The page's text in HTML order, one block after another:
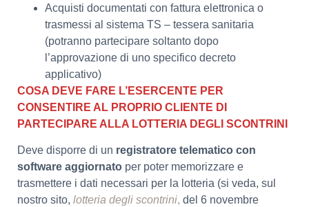
Acquisti documentati con fattura elettronica o
trasmessi al sistema TS – tessera sanitaria
(potranno partecipare soltanto dopo
l’approvazione di uno specifico decreto
applicativo)
COSA DEVE FARE L’ESERCENTE PER
CONSENTIRE AL PROPRIO CLIENTE DI
PARTECIPARE ALLA LOTTERIA DEGLI SCONTRINI
Deve disporre di un registratore telematico con
software aggiornato per poter memorizzare e
trasmettere i dati necessari per la lotteria (si veda, sul
nostro sito, lotteria degli scontrini, del 6 novembre